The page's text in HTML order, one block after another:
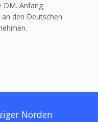
DM. Anfang
den Deutschen
Norden